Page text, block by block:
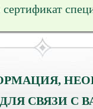
СВЯЗИ С